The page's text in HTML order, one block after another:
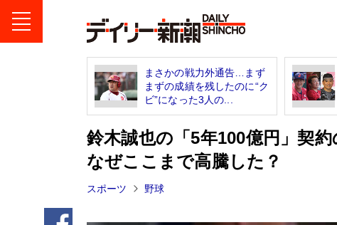
まさかの戦力外通告…まず
まずの成績を残したのに“ク
ビ”になった3人の...
鈴木誠也の「5年100億円」契
なぜここまで高騰した？
スポーツ 野球